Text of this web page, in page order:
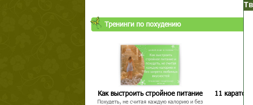
Тренинги по похудению
Как выстроить стройное питание
Похудеть, не считая каждую калорию и без
11 каратов